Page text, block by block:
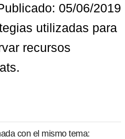
05/06/2019
utilizadas para
recursos
con el mismo tema: